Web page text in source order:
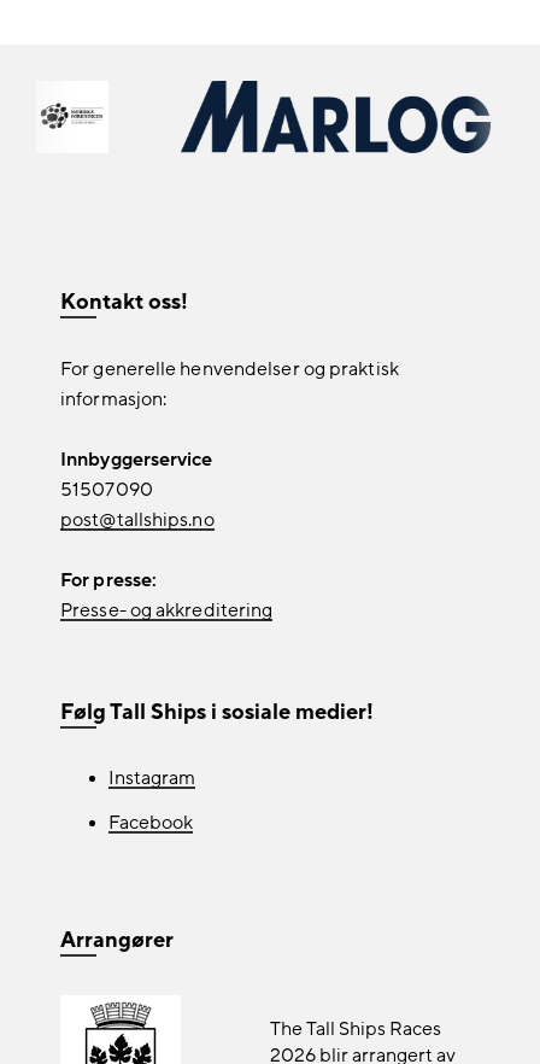
Kontakt oss!
For generelle henvendelser og praktisk
informasjon:
Innbyggerservice
51507090
post@tallships.no
For presse:
Presse- og akkreditering
Følg Tall Ships i sosiale medier!
Instagram
Facebook
Arrangører
The Tall Ships Races
2026 blir arrangert av